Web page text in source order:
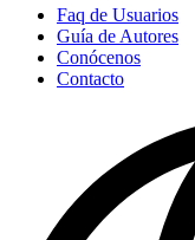
Faq de Usuarios
Guía de Autores
Conócenos
Contacto